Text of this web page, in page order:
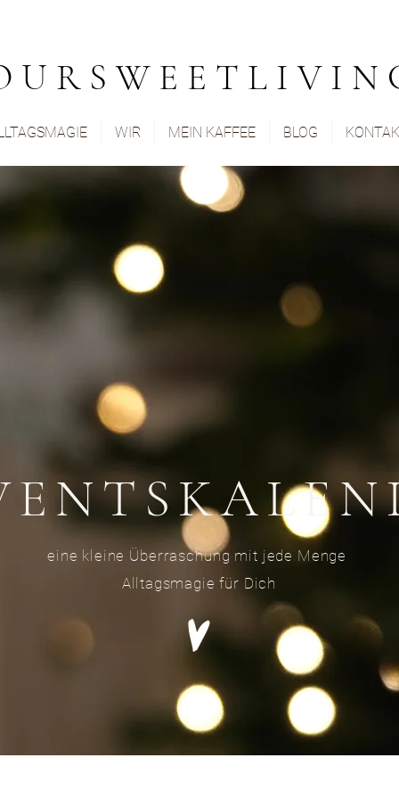
U R S W E E T L I V I N
WIR MEIN KAFFEE BLOG
Es gibt keine Produkte zum Anzeigen.
eine kleine Überraschung mit jede Menge
Alltagsmagie für Dich